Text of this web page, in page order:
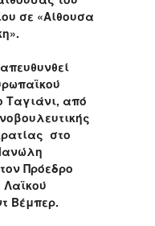
σε «Αίθουσα
Ταγιάνι, από
στο
Πρόεδρο
Βέμπερ.